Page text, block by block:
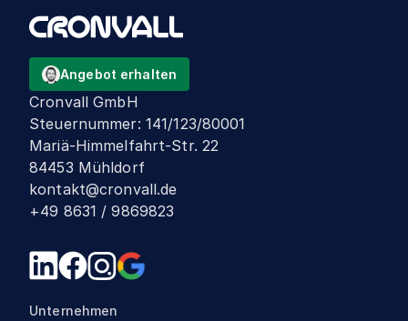
Angebot erhalten
Cronvall GmbH
Steuernummer: 141/123/80001
Mariä-Himmelfahrt-Str. 22
84453 Mühldorf
kontakt@cronvall.de
+49 8631 / 9869823
Unternehmen